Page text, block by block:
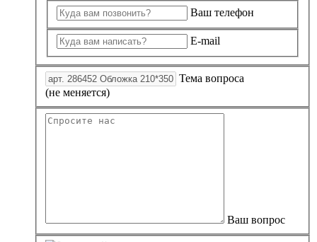
Ваш телефон
E-mail
Тема вопроса
(не меняется)
Ваш вопрос